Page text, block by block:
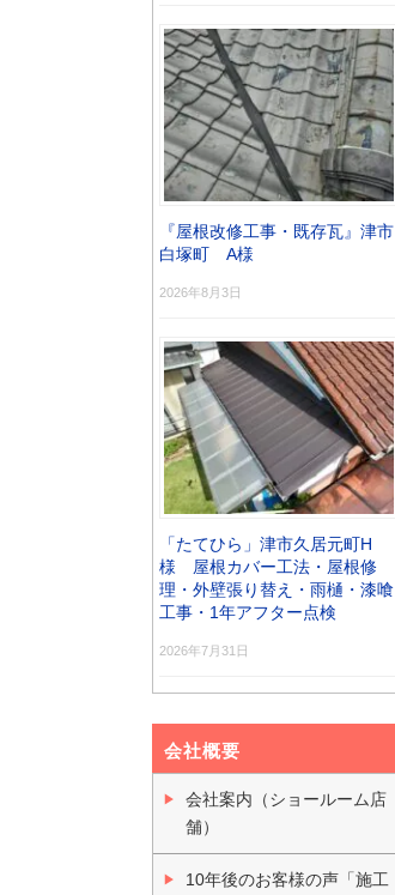
『屋根改修工事・既存瓦』津市
白塚町 A様
2026年8月3日
「たてひら」津市久居元町H
様 屋根カバー工法・屋根修
理・外壁張り替え・雨樋・漆喰
工事・1年アフター点検
2026年7月31日
会社概要
会社案内（ショールーム店
舗）
10年後のお客様の声「施工